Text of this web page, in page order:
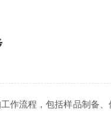
流程，包括样品制备